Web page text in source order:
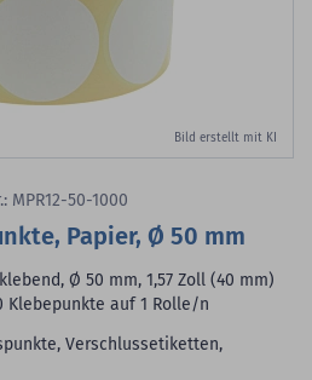
Bild erstellt mit KI
MPR12-50-1000
Papier, Ø 50 mm
Ø 50 mm, 1,57 Zoll (40 mm)
Klebepunkte auf 1 Rolle/n
Verschlussetiketten,